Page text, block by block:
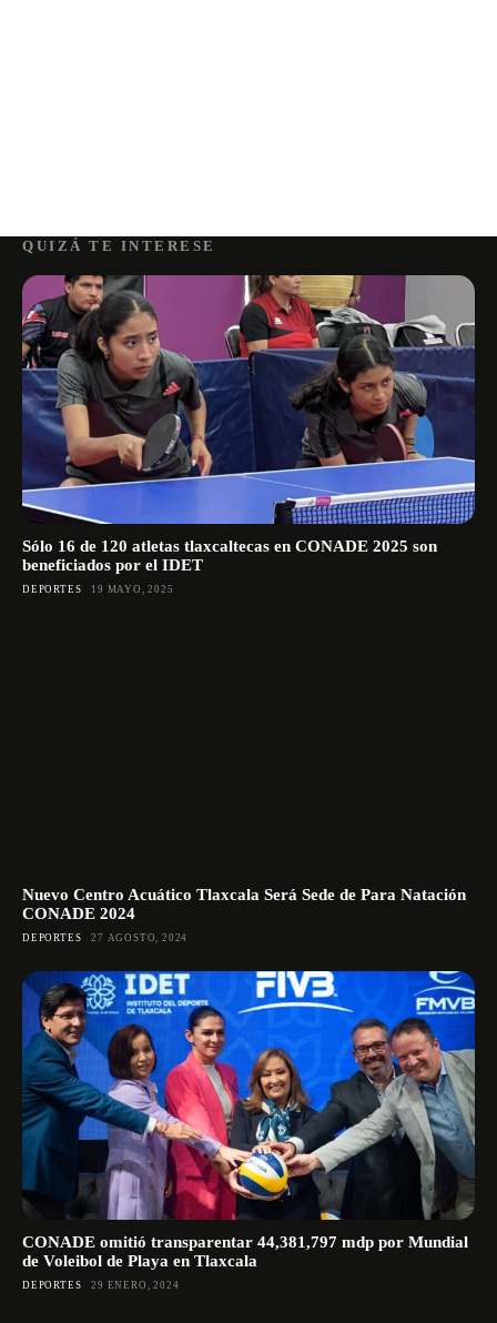
QUIZÁ TE INTERESE
Sólo 16 de 120 atletas tlaxcaltecas en CONADE 2025 son
beneficiados por el IDET
DEPORTES 19 MAYO, 2025
Nuevo Centro Acuático Tlaxcala Será Sede de Para Natación
CONADE 2024
DEPORTES 27 AGOSTO, 2024
CONADE omitió transparentar 44,381,797 mdp por Mundial
de Voleibol de Playa en Tlaxcala
DEPORTES 29 ENERO, 2024